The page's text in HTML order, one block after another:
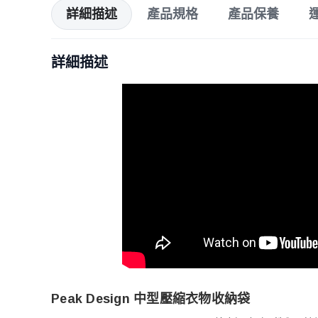
詳細描述 產品規格 產品保養
詳細描述
Peak Design 中型壓縮衣物收納袋